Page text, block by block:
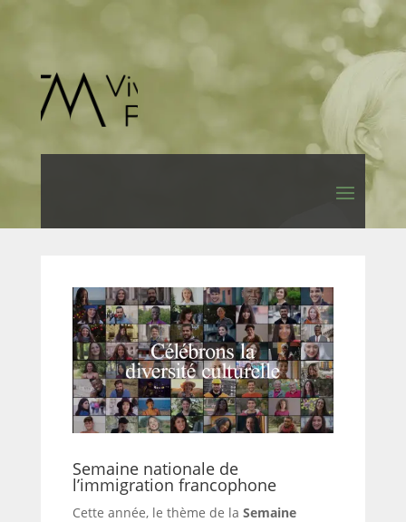
Semaine nationale de
l’immigration francophone
Cette année, le thème de la Semaine